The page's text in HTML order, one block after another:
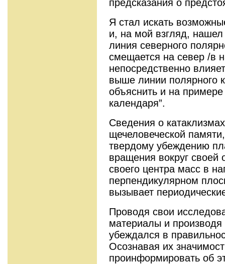
предсказания о
Я стал искать
и, на мой взгляд,
линия северного
смещается на север /в
непосредственно
выше линии полярного
объяснить и на
календаря”.
Сведения о
щечеловеческой
твердому убеждению
вращения вокруг своей
своего центра масс в
перпендикулярном
вызывает
Проводя свои
ма­териалы и
убеждался в
Осознавая их
проинформировать об